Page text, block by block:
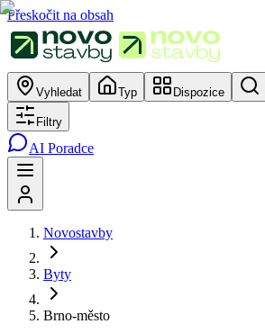
Přeskočit na obsah
Vyhledat Typ Dispozice
Filtry
AI Poradce
Novostavby
Byty
Brno-město